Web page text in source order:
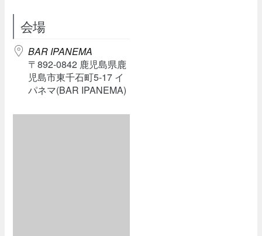
会場
BAR IPANEMA
〒892-0842 鹿児島県鹿
児島市東千石町5-17 イ
パネマ(BAR IPANEMA)